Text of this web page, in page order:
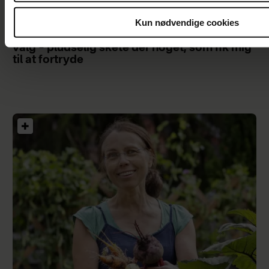
Kun nødvendige cookies
Jeg ville ikke have børn og tog et drastisk
valg – pludselig skete der noget, som fik mig
til at fortryde